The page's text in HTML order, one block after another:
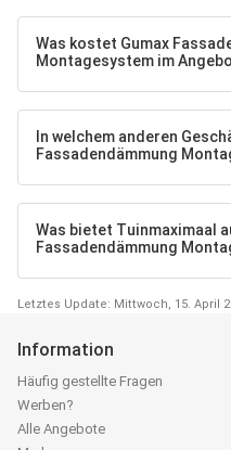
Was kostet Gumax
Montagesystem im
In welchem anderen
Fassadendämmung
Was bietet Tuinmaximaal
Fassadendämmung
Letztes Update: Mittwoch, 15. April
Information
Häufig gestellte Fragen
Werben?
Alle Angebote